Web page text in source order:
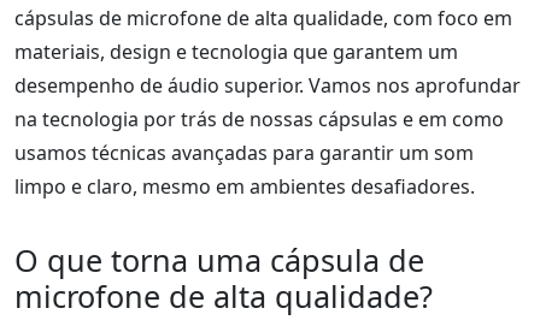
cápsulas de microfone de alta qualidade, com foco em
materiais, design e tecnologia que garantem um
desempenho de áudio superior. Vamos nos aprofundar
na tecnologia por trás de nossas cápsulas e em como
usamos técnicas avançadas para garantir um som
limpo e claro, mesmo em ambientes desafiadores.
O que torna uma cápsula de
microfone de alta qualidade?